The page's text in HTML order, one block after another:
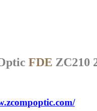
FDE ZC210